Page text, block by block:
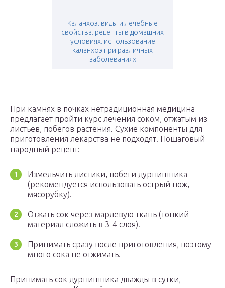
Каланхоэ. виды и лечебные
свойства. рецепты в домашних
условиях. использование
каланхоэ при различных
заболеваниях
При камнях в почках нетрадиционная медицина
предлагает пройти курс лечения соком, отжатым из
листьев, побегов растения. Сухие компоненты для
приготовления лекарства не подходят. Пошаговый
народный рецепт:
Измельчить листики, побеги дурнишника
(рекомендуется использовать острый нож,
мясорубку).
Отжать сок через марлевую ткань (тонкий
материал сложить в 3-4 слоя).
Принимать сразу после приготовления, поэтому
много сока не отжимать.
Принимать сок дурнишника дважды в сутки,